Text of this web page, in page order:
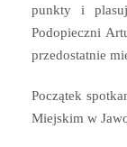
punkty i
Podopieczni
przedostatnie
Początek
Miejskim w